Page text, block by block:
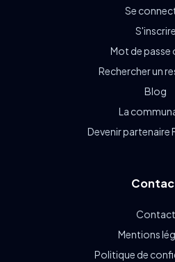
Se
S'inscrire
Mot de passe
Rechercher un
Blog
La
Devenir partenaire
Contact
Mentions
Politique de